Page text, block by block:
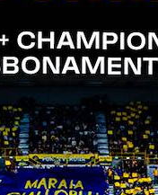
Verona sotto